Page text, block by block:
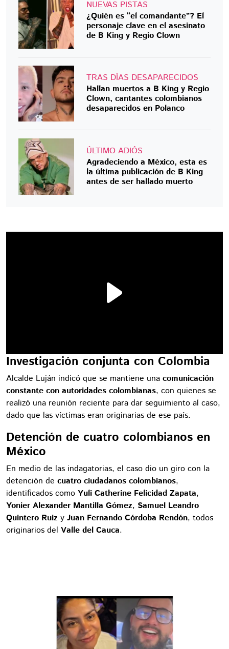
NUEVAS PISTAS
¿Quién es “el comandante”? El
personaje clave en el asesinato
de B King y Regio Clown
TRAS DÍAS DESAPARECIDOS
Hallan muertos a B King y Regio
Clown, cantantes colombianos
desaparecidos en Polanco
ÚLTIMO ADIÓS
Agradeciendo a México, esta es
la última publicación de B King
antes de ser hallado muerto
Investigación conjunta con Colombia
Alcalde Luján indicó que se mantiene una comunicación
constante con autoridades colombianas, con quienes se
realizó una reunión reciente para dar seguimiento al caso,
dado que las víctimas eran originarias de ese país.
Detención de cuatro colombianos en
México
En medio de las indagatorias, el caso dio un giro con la
detención de cuatro ciudadanos colombianos,
identificados como Yuli Catherine Felicidad Zapata,
Yonier Alexander Mantilla Gómez, Samuel Leandro
Quintero Ruiz y Juan Fernando Córdoba Rendón, todos
originarios del Valle del Cauca.